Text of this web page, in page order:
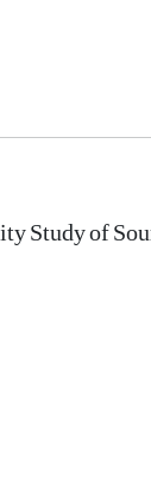
Study of